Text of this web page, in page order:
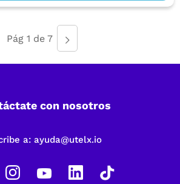
Pág 1 de 7
con nosotros
a: ayuda@utelx.io